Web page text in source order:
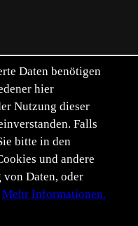
Daten benötigen
hier
Nutzung dieser
Falls
bitte in den
und andere
von Daten, oder
Mehr Informationen.